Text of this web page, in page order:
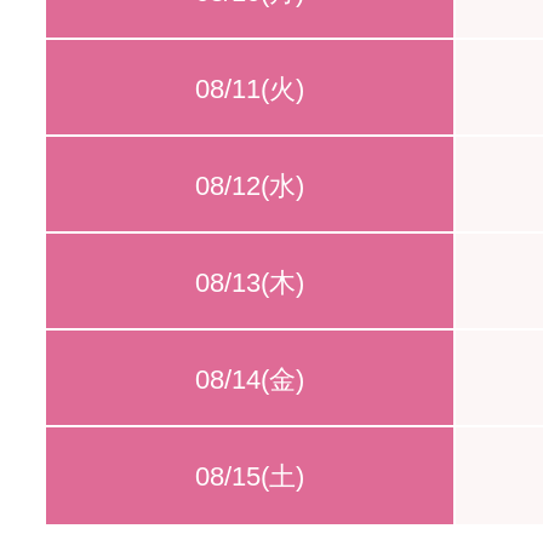
08/11(火)
08/12(水)
08/13(木)
08/14(金)
08/15(土)